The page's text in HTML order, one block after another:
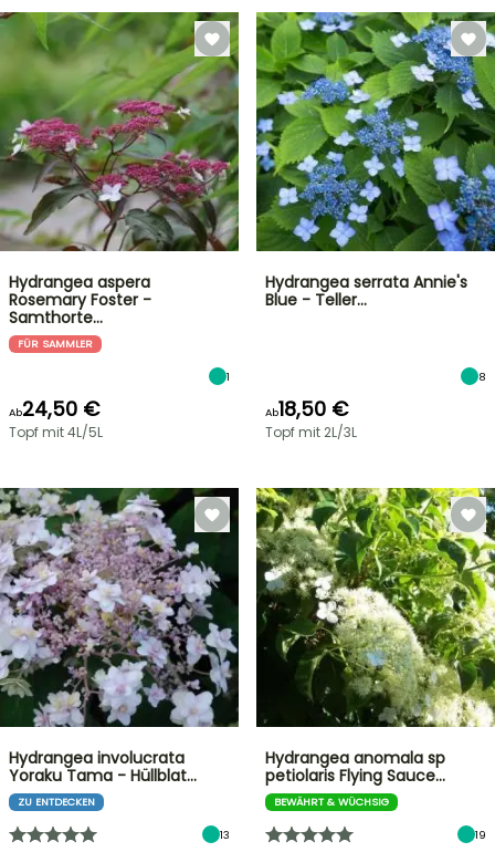
Hydrangea aspera
Rosemary Foster -
Samthorte…
FÜR SAMMLER
1
Ab24,50 €
Topf mit 4L/5L
Hydrangea serrata Annie's
Blue - Teller…
8
Ab18,50 €
Topf mit 2L/3L
Hydrangea involucrata
Yoraku Tama - Hüllblat…
ZU ENTDECKEN
13
Hydrangea anomala sp
petiolaris Flying Sauce…
BEWÄHRT & WÜCHSIG
19